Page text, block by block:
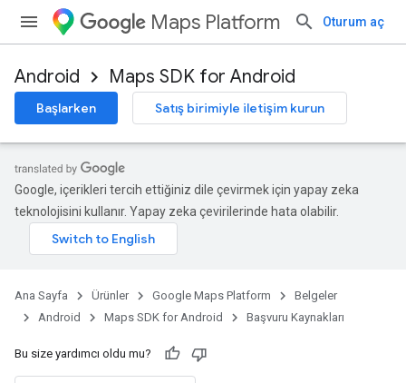
Maps Platform Oturum aç
Android Maps SDK for Android
Başlarken Satış birimiyle iletişim kurun
Google, içerikleri tercih ettiğiniz dile çevirmek için yapay zeka
teknolojisini kullanır. Yapay zeka çevirilerinde hata olabilir.
Ana Sayfa Ürünler Google Maps Platform
Belgeler
Android
Maps SDK for Android Başvuru Kaynakları
Bu size yardımcı oldu mu?